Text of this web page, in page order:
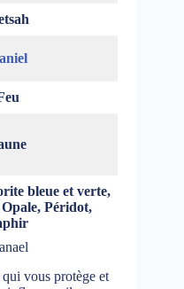
bleue et verte,
Péridot,
vous protège et